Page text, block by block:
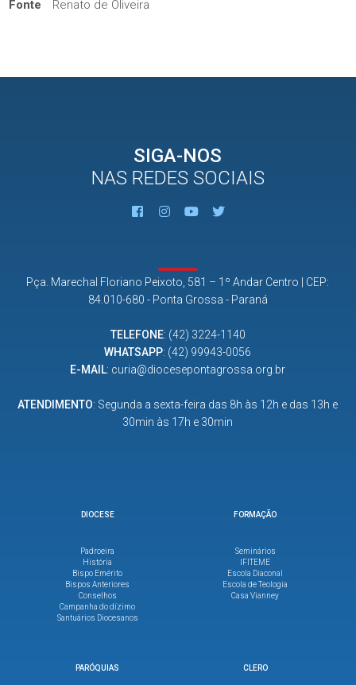
Fonte Renato de Oliveira
SIGA-NOS
NAS REDES SOCIAIS
Pça. Marechal Floriano Peixoto, 581 – 1º Andar Centro | CEP:
84.010-680 - Ponta Grossa - Paraná
TELEFONE: (42) 3224-1140
WHATSAPP: (42) 99943-0056
E-MAIL: curia@diocesepontagrossa.org.br
ATENDIMENTO: Segunda a sexta-feira das 8h às 12h e das 13h e
30min às 17h e 30min
DIOCESE
Padroeira
História
Bispo Emérito
Bispos Anteriores
Conselhos
Campanha do dízimo
Santuários Diocesanos
FORMAÇÃO
Seminários
IFITEME
Escola Diaconal
Escola de Teologia
Casa Vianney
PARÓQUIAS CLERO